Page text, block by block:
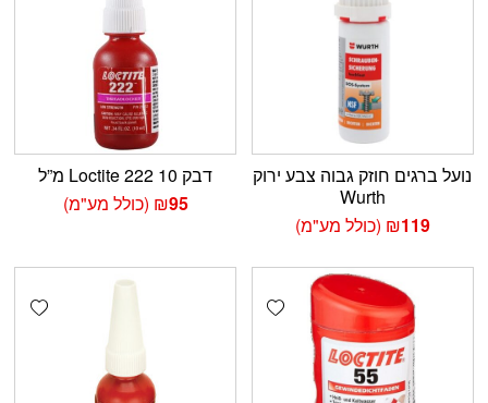
נועל ברגים חוזק גבוה צבע ירוק
Wurth
₪119 (כולל מע"מ)
דבק Loctite 222 10 מ”ל
₪95 (כולל מע"מ)
Add wishlist